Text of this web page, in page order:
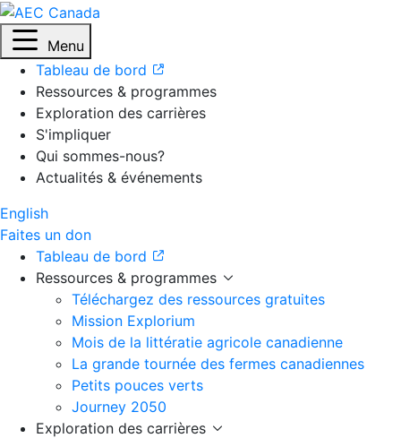
Menu
Tableau de bord
Ressources & programmes
Exploration des carrières
S'impliquer
Qui sommes-nous?
Actualités & événements
English
Faites un don
Tableau de bord
Ressources & programmes
Téléchargez des ressources gratuites
Mission Explorium
Mois de la littératie agricole canadienne
La grande tournée des fermes canadiennes
Petits pouces verts
Journey 2050
Exploration des carrières